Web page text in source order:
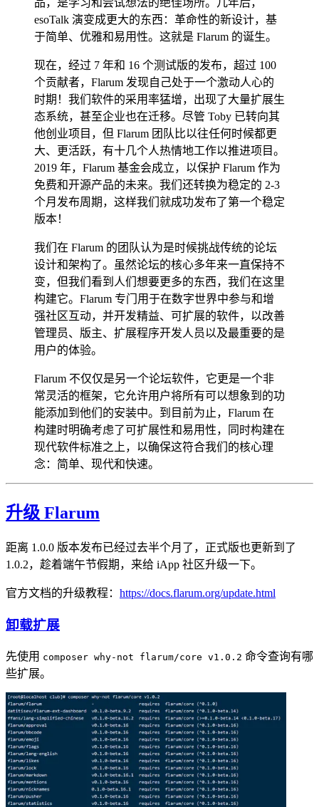
品，是学习和尝试想法的绝佳场所。几年后，
esoTalk 演变成更大的东西：革命性的新设计，基
于简单、优雅和易用性。这就是 Flarum 的诞生。
现在，经过 7 年和 16 个测试版的发布，超过 100
个贡献者，Flarum 发现自己处于一个激动人心的
时期！我们软件的采用率猛增，出现了大量扩展生
态系统，甚至企业也在迁移。尽管 Toby 已转向其
他创业项目，但 Flarum 团队比以往任何时候都更
大、更活跃，有十几个人热情地工作以推进项目。
2019 年，Flarum 基金会成立，以保护 Flarum 作为
免费和开源产品的未来。我们还转换为稳定的 2-3
个月发布周期，这样我们就成功发布了第一个稳定
版本！
我们在 Flarum 的团队认为是时候挑战传统的论坛
设计和架构了。虽然论坛的核心多年来一直保持不
变，但我们看到人们想要更多的东西，我们在这里
构建它。Flarum 专门用于在数字世界中参与和增
强社区互动，并开发精益、可扩展的软件，以改善
管理员、版主、扩展程序开发人员以及最重要的是
用户的体验。
Flarum 不仅仅是另一个论坛软件，它更是一个非
常灵活的框架，它允许用户将所有可以想象到的功
能添加到他们的安装中。到目前为止，Flarum 在
构建时明确考虑了可扩展性和易用性，同时构建在
现代软件标准之上，以确保这符合我们的核心理
念：简单、现代和快速。
升级 Flarum
距离 1.0.0 版本发布已经过去半个月了，正式版也更新到了
1.0.2，趁着端午节假期，来给 iApp 社区升级一下。
官方文档的升级教程： https://docs.flarum.org/update.html
卸载扩展
先使用 composer why-not flarum/core v1.0.2 命令查询有哪
些扩展。